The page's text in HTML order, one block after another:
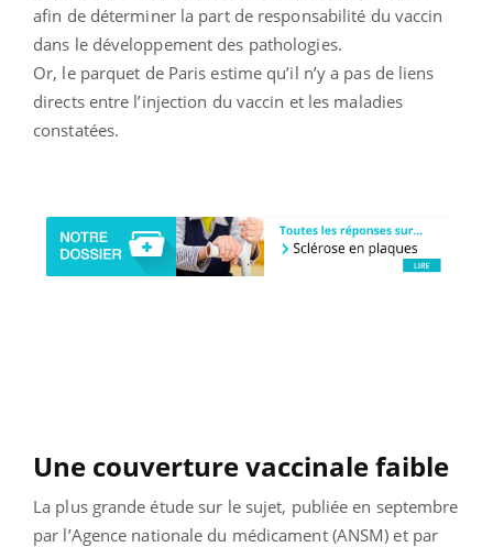
afin de déterminer la part de responsabilité du vaccin
dans le développement des pathologies.
Or, le parquet de Paris estime qu’il n’y a pas de liens
directs entre l’injection du vaccin et les maladies
constatées.
Une couverture vaccinale faible
La plus grande étude sur le sujet, publiée en septembre
par l’Agence nationale du médicament (ANSM) et par